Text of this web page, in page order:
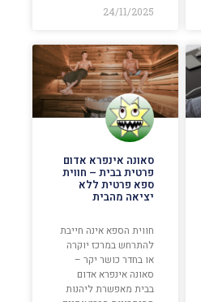
24/11/2025
סאונה אינפרא אדום
פרטית בבית – חווית
ספא פרטית ללא
יציאה מהבית
חווית הספא אינה חייבת
להתרחש במרכז יוקרה
או בחדר כושר יקר –
סאונה אינפרא אדום
בבית מאפשרת ליהנות